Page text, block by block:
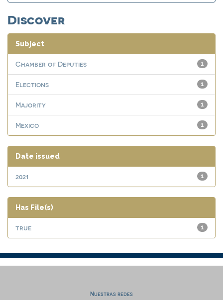
Discover
Subject
1
Chamber of Deputies
1
Elections
1
Majority
1
Mexico
Date issued
1
2021
Has File(s)
1
true
Nuestras redes